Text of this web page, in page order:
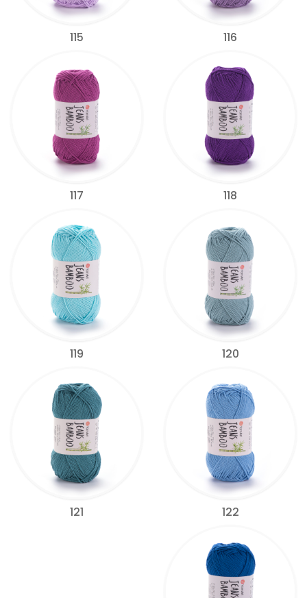
115 116
117 118
119 120
121 122